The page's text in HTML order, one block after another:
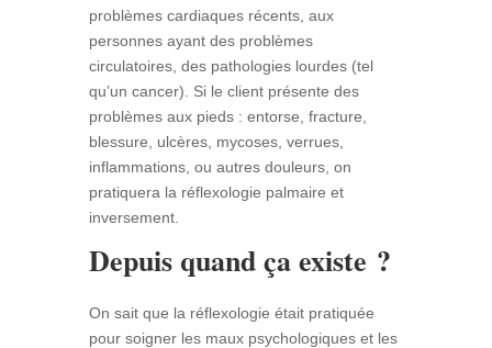
problèmes cardiaques récents, aux
personnes ayant des problèmes
circulatoires, des pathologies lourdes (tel
qu’un cancer). Si le client présente des
problèmes aux pieds : entorse, fracture,
blessure, ulcères, mycoses, verrues,
inflammations, ou autres douleurs, on
pratiquera la réflexologie palmaire et
inversement.
Depuis quand ça existe ?
On sait que la réflexologie était pratiquée
pour soigner les maux psychologiques et les